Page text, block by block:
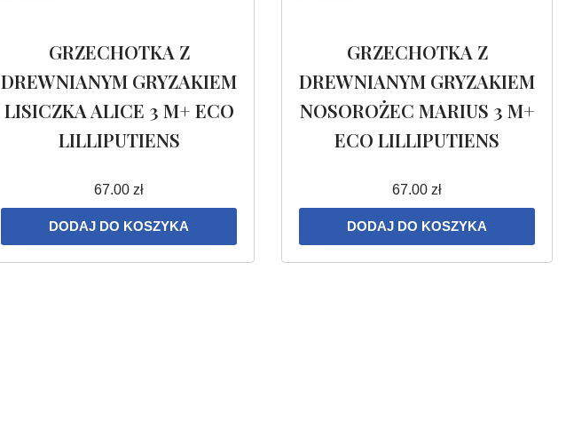
GRZECHOTKA Z
DREWNIANYM GRYZAKIEM
LISICZKA ALICE 3 M+ ECO
LILLIPUTIENS
67.00 zł
DODAJ DO KOSZYKA
GRZECHOTKA Z
DREWNIANYM GRYZAKIEM
NOSOROŻEC MARIUS 3 M+
ECO LILLIPUTIENS
67.00 zł
DODAJ DO KOSZYKA